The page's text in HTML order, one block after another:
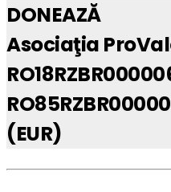
DONEAZĂ
Asociaţia
(EUR)